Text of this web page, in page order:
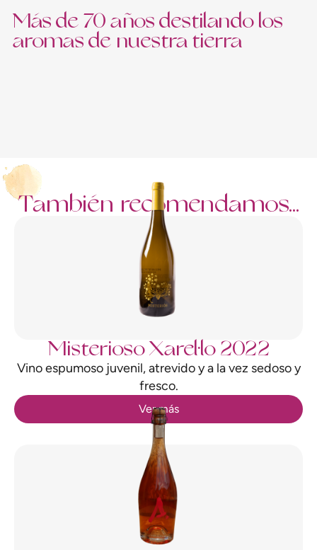
Más de 70 años destilando los
aromas de nuestra tierra
También recomendamos...
Misterioso Xarel·lo 2022
Vino espumoso juvenil, atrevido y a la vez sedoso y
fresco.
Ver más